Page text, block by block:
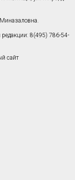
редакции: 8(495) 786-54-
сайт